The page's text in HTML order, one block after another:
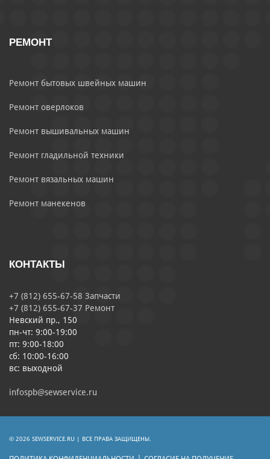
РЕМОНТ
Ремонт бытовых швейных машин
Ремонт оверлоков
Ремонт вышивальных машин
Ремонт гладильной техники
Ремонт вязальных машин
Ремонт манекенов
КОНТАКТЫ
+7 (812) 655-67-58 Запчасти
+7 (812) 655-67-37 Ремонт
Невский пр., 150
пн-чт: 9:00-19:00
пт: 9:00-18:00
сб: 10:00-16:00
вс: выходной
infospb@sewservice.ru
© 2026 SEWSERVICE.RU | ВСЕ ПРАВА ЗАЩИЩЕНЫ.